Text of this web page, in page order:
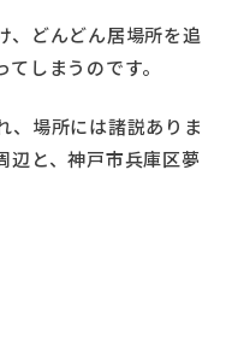
、どんどん居場所を追
しまうのです。
、場所には諸説ありま
辺と、神戸市兵庫区夢